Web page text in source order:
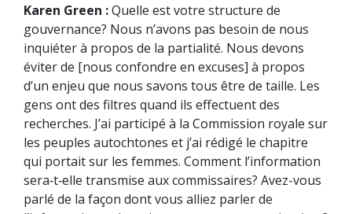
Karen Green :Quelle est votre structure de
gouvernance? Nous n’avons pas besoin de nous
inquiéter à propos de la partialité. Nous devons
éviter de [nous confondre en excuses] à propos
d’un enjeu que nous savons tous être de taille. Les
gens ont des filtres quand ils effectuent des
recherches. J’ai participé à la Commission royale sur
les peuples autochtones et j’ai rédigé le chapitre
qui portait sur les femmes. Comment l’information
sera‑t‑elle transmise aux commissaires? Avez-vous
parlé de la façon dont vous alliez parler de